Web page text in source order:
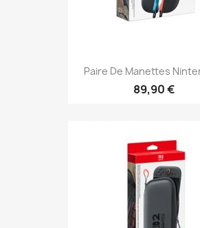
Paire De Manettes
89,90 €